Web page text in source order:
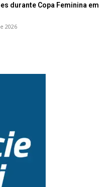
durante Copa Feminina em
2026